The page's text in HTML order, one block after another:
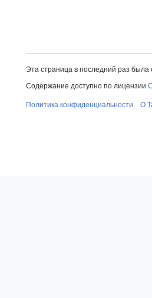
Эта страница в последний раз была
Содержание доступно по лицензии
Политика конфиденциальности О